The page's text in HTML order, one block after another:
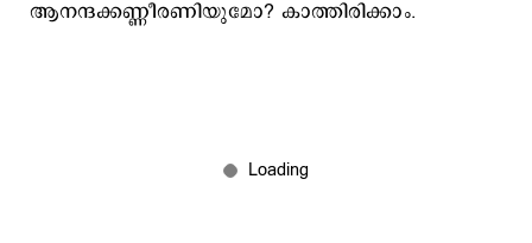
ആനന്ദക്കണ്ണീരണിയുമോ? കാത്തിരിക്കാം.